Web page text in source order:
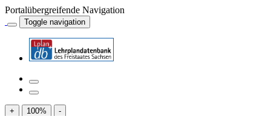
Portalübergreifende Navigation
Toggle navigation
+ 100% -